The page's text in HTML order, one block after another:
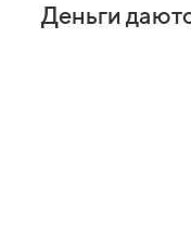
Деньги